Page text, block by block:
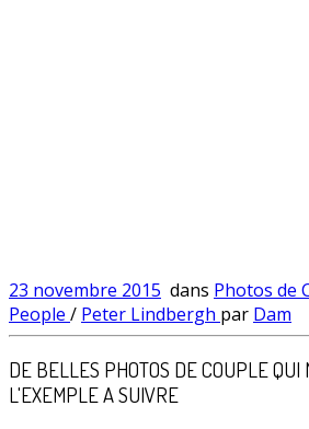
23 novembre 2015 dans Photos de
People / Peter Lindbergh par Dam
DE BELLES PHOTOS DE COUPLE QUI
L'EXEMPLE A SUIVRE